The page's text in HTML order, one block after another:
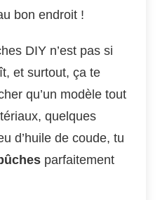
bon endroit !
DIY n’est pas si
et surtout, ça te
qu’un modèle tout
quelques
d’huile de coude, tu
parfaitement